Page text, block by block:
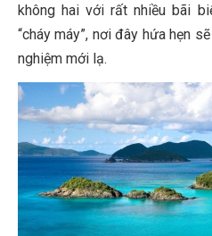
không hai với rất nhiều bãi
“cháy máy”, nơi đây hứa hẹn
nghiệm mới lạ.